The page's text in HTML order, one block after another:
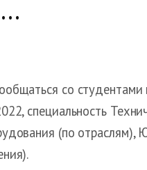
со
специальность
(по